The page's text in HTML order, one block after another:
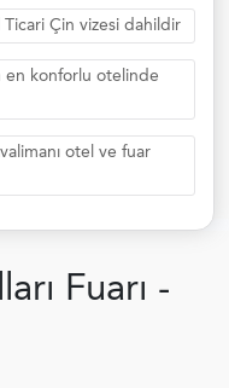
Ticari Çin vizesi dahildir
en konforlu otelinde
otel ve fuar
Fuarı -